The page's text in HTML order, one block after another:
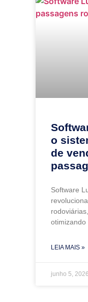
o
de
Software
otimizando
LEIA MAIS »
junho 5, 2026